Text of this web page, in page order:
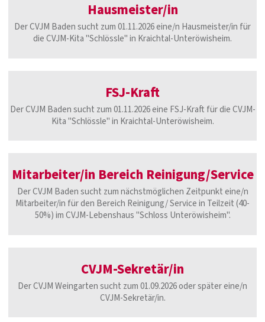
Hausmeister/in
Der CVJM Baden sucht zum 01.11.2026 eine/n Hausmeister/in für
die CVJM-Kita "Schlössle" in Kraichtal-Unteröwisheim.
FSJ-Kraft
Der CVJM Baden sucht zum 01.11.2026 eine FSJ-Kraft für die CVJM-
Kita "Schlössle" in Kraichtal-Unteröwisheim.
Mitarbeiter/in Bereich Reinigung/Service
Der CVJM Baden sucht zum nächstmöglichen Zeitpunkt eine/n
Mitarbeiter/in für den Bereich Reinigung/ Service in Teilzeit (40-
50%) im CVJM-Lebenshaus "Schloss Unteröwisheim".
CVJM-Sekretär/in
Der CVJM Weingarten sucht zum 01.09.2026 oder später eine/n
CVJM-Sekretär/in.